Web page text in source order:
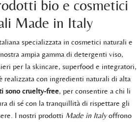
bio e cosmetici
Made in Italy
specializzata in cosmetici naturali e
ampia gamma di detergenti viso,
per la skincare, superfood e integratori,
realizzata con ingredienti naturali di alta
sono cruelty-free, per consentire a chi li
di sé con la tranquillità di rispettare gli
I nostri prodotti Made in Italyoffrono